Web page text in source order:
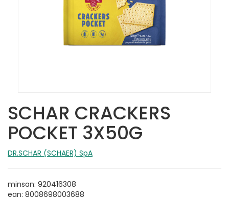
SCHAR CRACKERS
POCKET 3X50G
DR.SCHAR (SCHAER) SpA
minsan: 920416308
ean: 8008698003688